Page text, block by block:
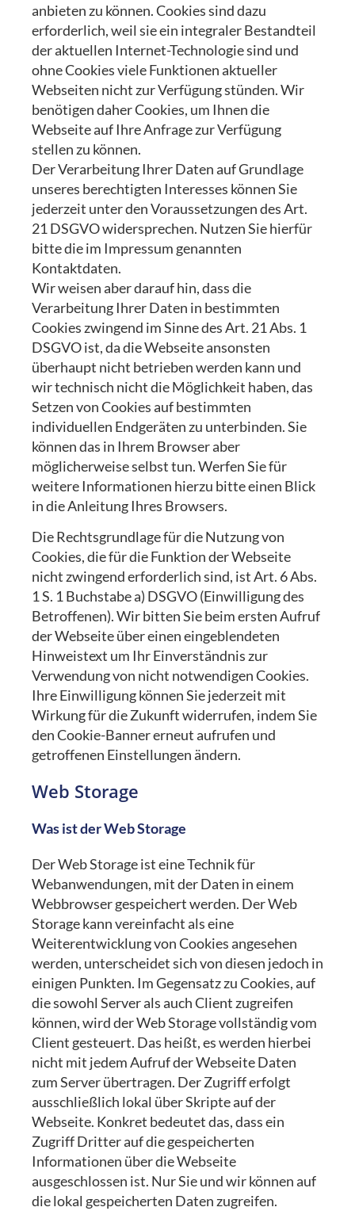
anbieten zu können. Cookies sind dazu
erforderlich, weil sie ein integraler Bestandteil
der aktuellen Internet-Technologie sind und
ohne Cookies viele Funktionen aktueller
Webseiten nicht zur Verfügung stünden. Wir
benötigen daher Cookies, um Ihnen die
Webseite auf Ihre Anfrage zur Verfügung
stellen zu können.
Der Verarbeitung Ihrer Daten auf Grundlage
unseres berechtigten Interesses können Sie
jederzeit unter den Voraussetzungen des Art.
21 DSGVO widersprechen. Nutzen Sie hierfür
bitte die im Impressum genannten
Kontaktdaten.
Wir weisen aber darauf hin, dass die
Verarbeitung Ihrer Daten in bestimmten
Cookies zwingend im Sinne des Art. 21 Abs. 1
DSGVO ist, da die Webseite ansonsten
überhaupt nicht betrieben werden kann und
wir technisch nicht die Möglichkeit haben, das
Setzen von Cookies auf bestimmten
individuellen Endgeräten zu unterbinden. Sie
können das in Ihrem Browser aber
möglicherweise selbst tun. Werfen Sie für
weitere Informationen hierzu bitte einen Blick
in die Anleitung Ihres Browsers.
Die Rechtsgrundlage für die Nutzung von
Cookies, die für die Funktion der Webseite
nicht zwingend erforderlich sind, ist Art. 6 Abs.
1 S. 1 Buchstabe a) DSGVO (Einwilligung des
Betroffenen). Wir bitten Sie beim ersten Aufruf
der Webseite über einen eingeblendeten
Hinweistext um Ihr Einverständnis zur
Verwendung von nicht notwendigen Cookies.
Ihre Einwilligung können Sie jederzeit mit
Wirkung für die Zukunft widerrufen, indem Sie
den Cookie-Banner erneut aufrufen und
getroffenen Einstellungen ändern.
Web Storage
Was ist der Web Storage
Der Web Storage ist eine Technik für
Webanwendungen, mit der Daten in einem
Webbrowser gespeichert werden. Der Web
Storage kann vereinfacht als eine
Weiterentwicklung von Cookies angesehen
werden, unterscheidet sich von diesen jedoch in
einigen Punkten. Im Gegensatz zu Cookies, auf
die sowohl Server als auch Client zugreifen
können, wird der Web Storage vollständig vom
Client gesteuert. Das heißt, es werden hierbei
nicht mit jedem Aufruf der Webseite Daten
zum Server übertragen. Der Zugriff erfolgt
ausschließlich lokal über Skripte auf der
Webseite. Konkret bedeutet das, dass ein
Zugriff Dritter auf die gespeicherten
Informationen über die Webseite
ausgeschlossen ist. Nur Sie und wir können auf
die lokal gespeicherten Daten zugreifen.